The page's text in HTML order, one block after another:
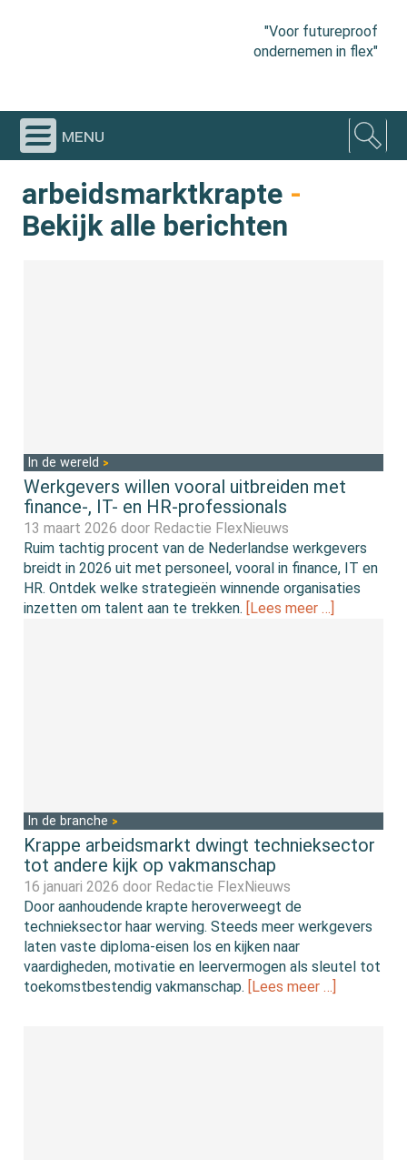
"Voor futureproof
ondernemen in flex"
menu
arbeidsmarktkrapte -
Bekijk alle berichten
In de wereld
Werkgevers willen vooral uitbreiden met
finance-, IT- en HR-professionals
13 maart 2026 door Redactie FlexNieuws
Ruim tachtig procent van de Nederlandse werkgevers
breidt in 2026 uit met personeel, vooral in finance, IT en
HR. Ontdek welke strategieën winnende organisaties
inzetten om talent aan te trekken. [Lees meer …]
In de branche
Krappe arbeidsmarkt dwingt technieksector
tot andere kijk op vakmanschap
16 januari 2026 door Redactie FlexNieuws
Door aanhoudende krapte heroverweegt de
technieksector haar werving. Steeds meer werkgevers
laten vaste diploma-eisen los en kijken naar
vaardigheden, motivatie en leervermogen als sleutel tot
toekomstbestendig vakmanschap. [Lees meer …]